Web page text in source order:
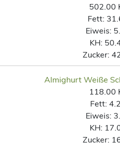
502.00
Fett:
Eiweis:
KH:
Zucker:
Almighurt Weiße
118.00
Fett:
Eiweis:
KH:
Zucker: